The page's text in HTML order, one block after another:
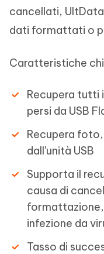
cancellati,
dati formattati o
Caratteristiche
Recupera
persi da USB
Recupera
dall'unità USB
Supporta il
causa di
infezione da
Tasso di